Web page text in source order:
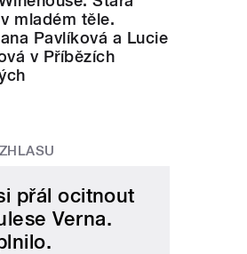
mladém těle.
Pavlíková a Lucie
v Příbězích
přál ocitnout
Verna.